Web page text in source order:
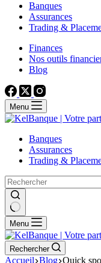
Banques
Assurances
Trading &
Finances
Nos outils
Blog
Menu
Banques
Assurances
Trading &
Menu
Rechercher
Accueil Blog Quick